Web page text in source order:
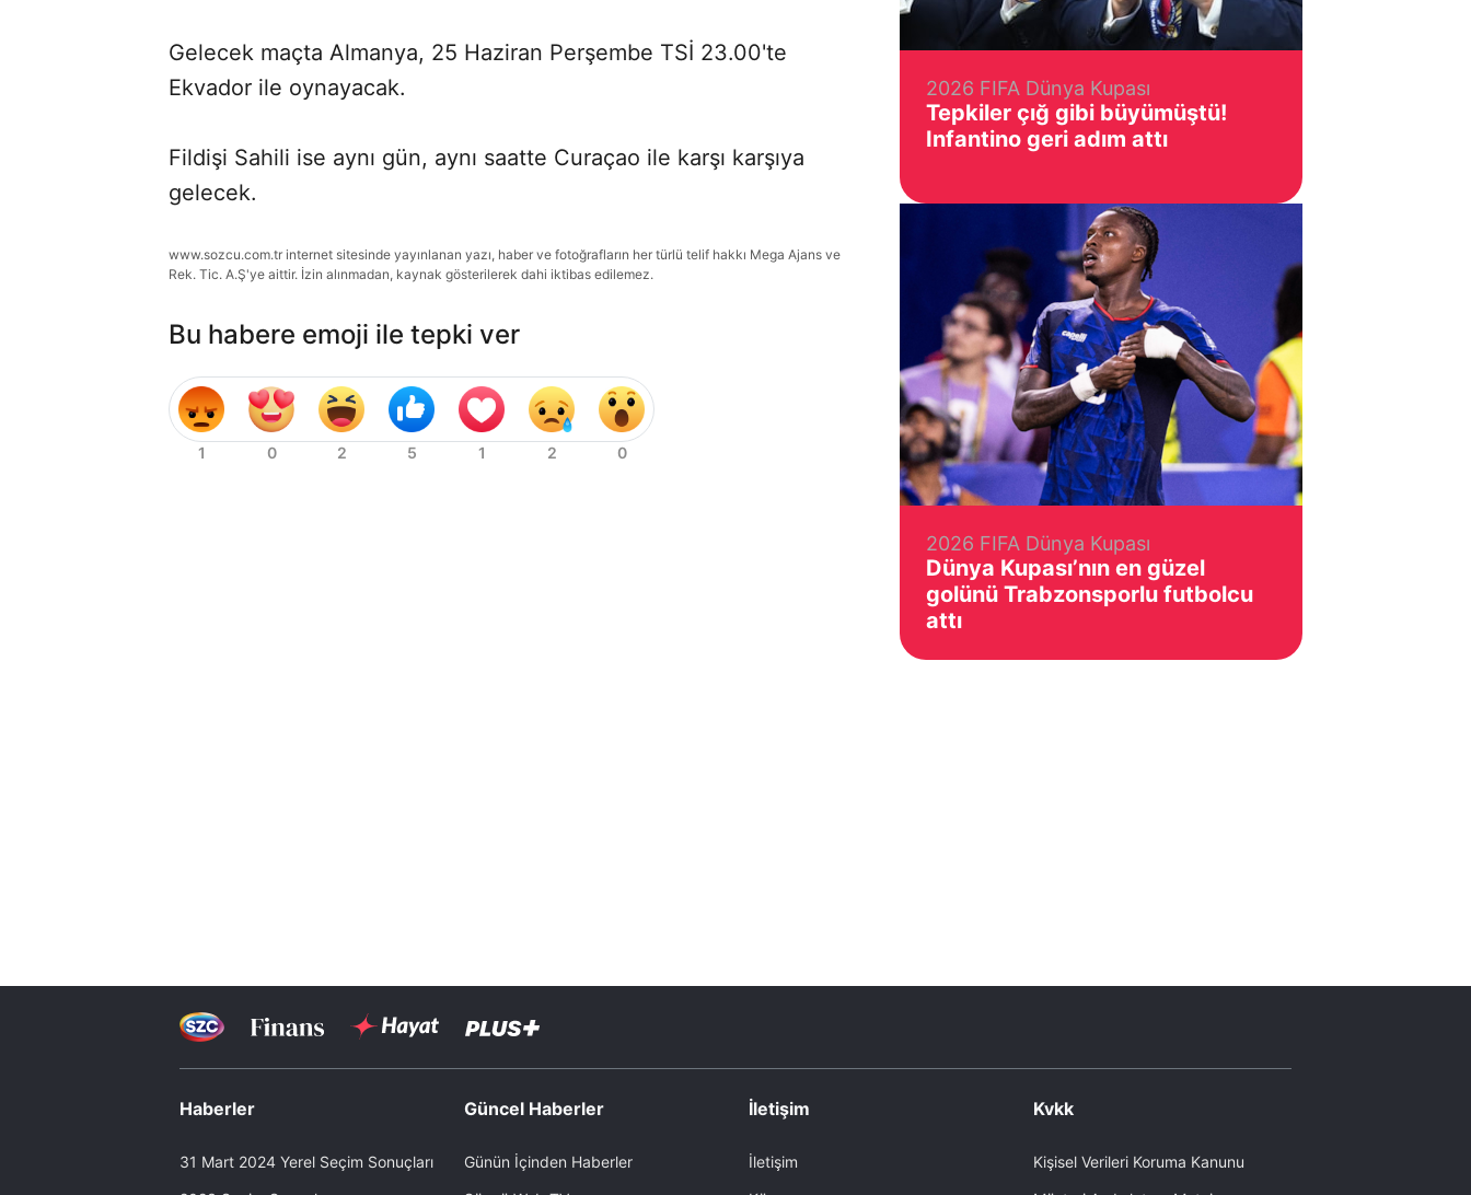
Gelecek maçta Almanya, 25 Haziran Perşembe TSİ 23.00'te
Ekvador ile oynayacak.
Fildişi Sahili ise aynı gün, aynı saatte Curaçao ile karşı karşıya
gelecek.
www.sozcu.com.tr internet sitesinde yayınlanan yazı, haber ve fotoğrafların her türlü telif hakkı Mega Ajans ve
Rek. Tic. A.Ş'ye aittir. İzin alınmadan, kaynak gösterilerek dahi iktibas edilemez.
Bu habere emoji ile tepki ver
2026 FIFA Dünya Kupası
Tepkiler çığ gibi büyümüştü!
Infantino geri adım attı
2026 FIFA Dünya Kupası
Dünya Kupası’nın en güzel
golünü Trabzonsporlu futbolcu
attı
Haberler
31 Mart 2024 Yerel Seçim Sonuçları
Güncel Haberler
Günün İçinden Haberler
İletişim
İletişim
Kvkk
Kişisel Verileri Koruma Kanunu